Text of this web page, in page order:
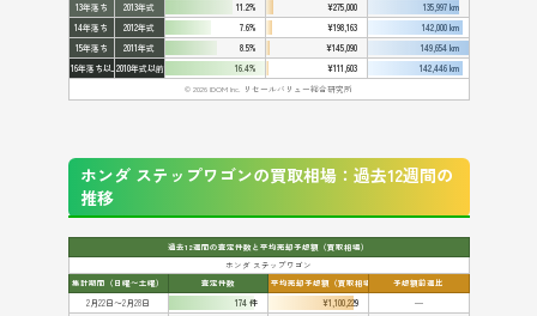
13年落ち
2013年式 11.2% ¥275,000
135,997 km
14年落ち
2012年式 7.6% ¥198,163
142,000 km
15年落ち
2011年式 8.5% ¥145,090
149,654 km
16年落ち以上2010年式以前 16.4% ¥111,603
142,446 km
© 2026 IDOM Inc. リセールバリュー総合研究所
ホンダ ステップワゴンの買取相場：過去12週間の
推移
過去12週間の査定件数と平均売却予想額（買取相場）
ホンダ ステップワゴン
集計期間（日曜〜土曜）
査定件数 平均売却予想額（買取相場）
予想額前週比
2月22日〜2月28日
174 件 ¥1,100,229
━